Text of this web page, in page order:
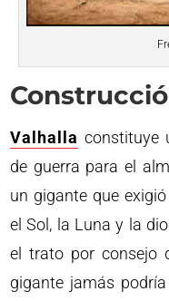
Valhalla constituye
de guerra para el
un gigante que
el Sol, la Luna y la
el trato por consejo
gigante jamás